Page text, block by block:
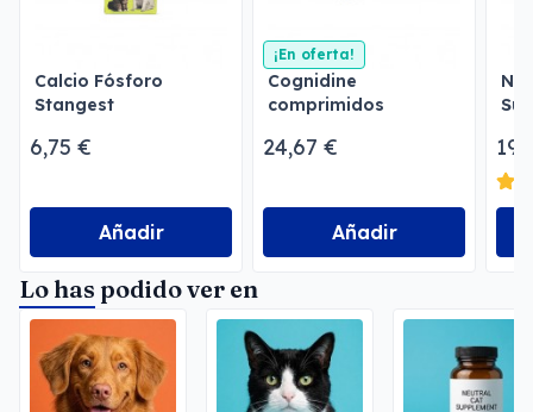
Calcio Fósforo
Stangest
6,75 €
Añadir
¡En oferta!
Cognidine
comprimidos
24,67 €
Añadir
Lo has podido ver en